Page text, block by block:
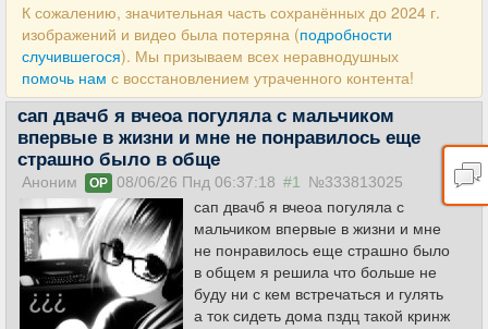
К сожалению, значительная часть сохранённых до 2024 г.
изображений и видео была потеряна (подробности
случившегося). Мы призываем всех неравнодушных
помочь нам с восстановлением утраченного контента!
сап двачб я вчеоа погуляла с мальчиком
впервые в жизни и мне не понравилось еще
страшно было в обще
Аноним OP 08/06/26 Пнд 06:37:18 #1 №333813025
сап двачб я вчеоа погуляла с
мальчиком впервые в жизни и мне
не понравилось еще страшно было
в общем я решила что больше не
буду ни с кем встречаться и гулять
а ток сидеть дома пздц такой кринж